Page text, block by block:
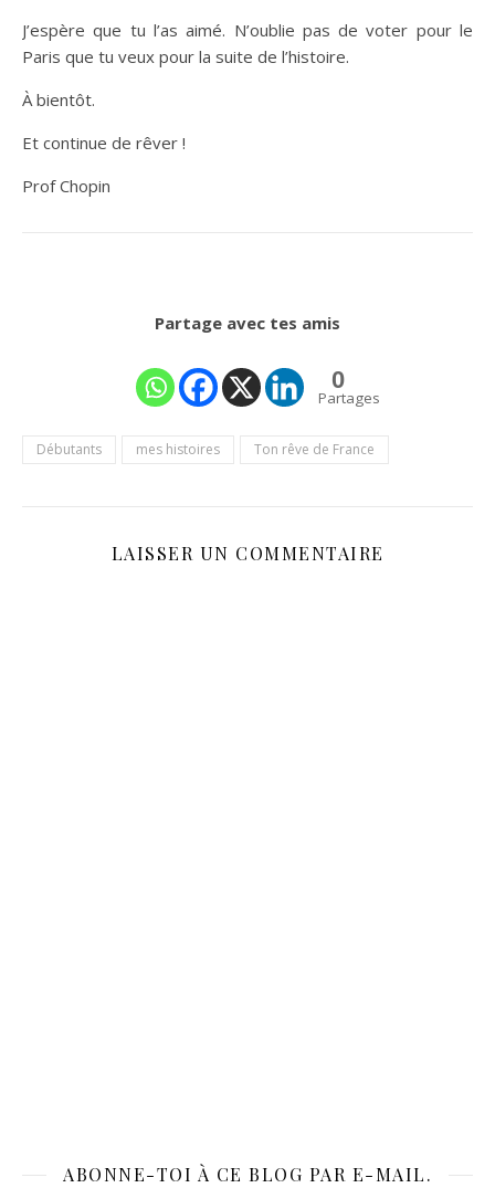
J’espère que tu l’as aimé. N’oublie pas de voter pour le
Paris que tu veux pour la suite de l’histoire.
À bientôt.
Et continue de rêver !
Prof Chopin
Partage avec tes amis
0
Partages
Débutants mes histoires Ton rêve de France
LAISSER UN COMMENTAIRE
ABONNE-TOI À CE BLOG PAR E-MAIL.